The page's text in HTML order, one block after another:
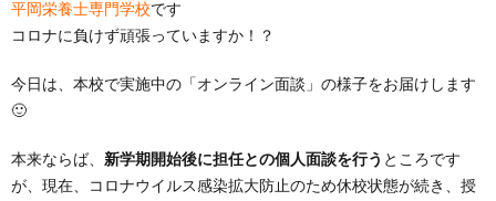
平岡栄養士専門学校です
コロナに負けず頑張っていますか！？
今日は、本校で実施中の「オンライン面談」の様子をお届けします
🙂
本来ならば、 新学期開始後に担任との個人面談を行う ところです
が、現在、コロナウイルス感染拡大防止のため休校状態が続き、授